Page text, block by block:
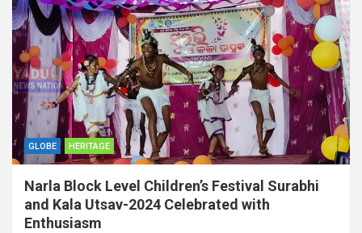
GLOBE HERITAGE
Narla Block Level Children’s Festival Surabhi
and Kala Utsav-2024 Celebrated with
Enthusiasm